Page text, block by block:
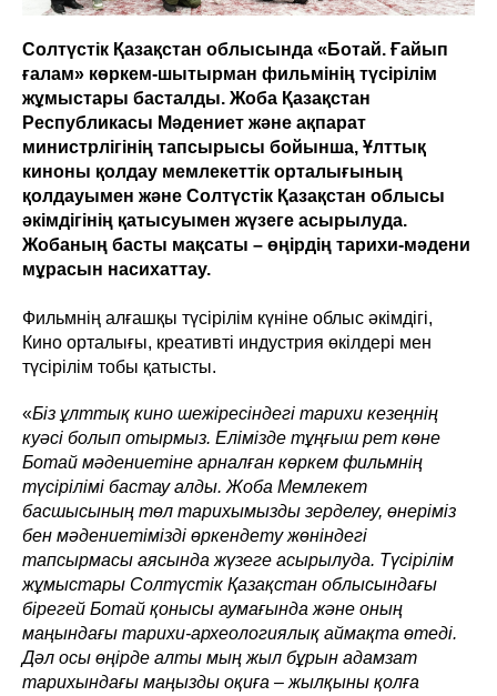
Солтүстік Қазақстан облысында «Ботай. Ғайып
ғалам» көркем-шытырман фильмінің түсірілім
жұмыстары басталды. Жоба Қазақстан
Республикасы Мәдениет және ақпарат
министрлігінің тапсырысы бойынша, Ұлттық
киноны қолдау мемлекеттік орталығының
қолдауымен және Солтүстік Қазақстан облысы
әкімдігінің қатысуымен жүзеге асырылуда.
Жобаның басты мақсаты – өңірдің тарихи-мәдени
мұрасын насихаттау.
Фильмнің алғашқы түсірілім күніне облыс әкімдігі,
Кино орталығы, креативті индустрия өкілдері мен
түсірілім тобы қатысты.
«Біз ұлттық кино шежіресіндегі тарихи кезеңнің
куәсі болып отырмыз. Елімізде тұңғыш рет көне
Ботай мәдениетіне арналған көркем фильмнің
түсірілімі бастау алды. Жоба Мемлекет
басшысының төл тарихымызды зерделеу, өнеріміз
бен мәдениетімізді өркендету жөніндегі
тапсырмасы аясында жүзеге асырылуда. Түсірілім
жұмыстары Солтүстік Қазақстан облысындағы
бірегей Ботай қонысы аумағында және оның
маңындағы тарихи-археологиялық аймақта өтеді.
Дәл осы өңірде алты мың жыл бұрын адамзат
тарихындағы маңызды оқиға – жылқыны қолға